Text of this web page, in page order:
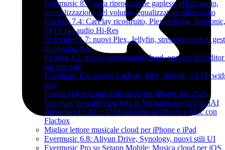
Evermusic 8.7: vera riproduzione gapless, effetti audio,
normalizzazione del volume, equalizzatore ridisegnato
Flacbox 7.4: CarPlay ricostruito, Plex, Jellyfin, Subsonic,
SFTP per audio Hi-Res
Evervideo 1.7: nuovi Plex, Jellyfin, streaming cloud,
di riproduzione
Evertag 4.2: nuove connessioni cloud, opzioni
tag spiegate
Evermusic 8.6: nuovo CarPlay, Plex, Jellyfin, SFTP,
testi
I migliori lettori musicali cloud per iPhone nel 2026
Esportare post del blog Wix in Markdown con OpenAI
Riproduci FLAC e DSD lossless su iPhone e Mac con
Flacbox
Miglior lettore musicale cloud per iPhone e iPad
Evermusic 6.8: Aliyun Drive, Synology, nuovi stili UI
Evermusic Pro su Setapp Mobile: Musica cloud per iOS